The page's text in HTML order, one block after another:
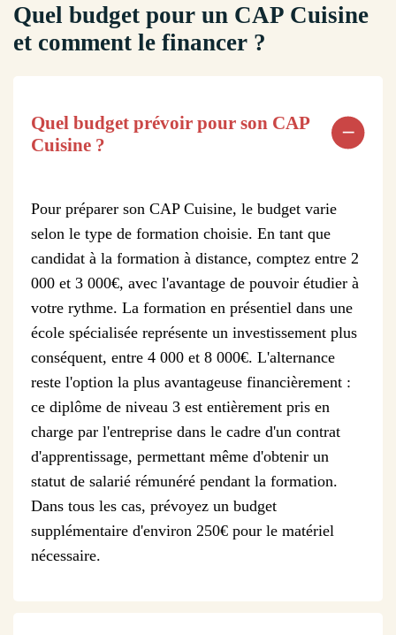
Quel budget pour un CAP Cuisine
et comment le financer ?
Quel budget prévoir pour son CAP
Cuisine ?
Pour préparer son CAP Cuisine, le budget varie
selon le type de formation choisie. En tant que
candidat à la formation à distance, comptez entre 2
000 et 3 000€, avec l'avantage de pouvoir étudier à
votre rythme. La formation en présentiel dans une
école spécialisée représente un investissement plus
conséquent, entre 4 000 et 8 000€. L'alternance
reste l'option la plus avantageuse financièrement :
ce diplôme de niveau 3 est entièrement pris en
charge par l'entreprise dans le cadre d'un contrat
d'apprentissage, permettant même d'obtenir un
statut de salarié rémunéré pendant la formation.
Dans tous les cas, prévoyez un budget
supplémentaire d'environ 250€ pour le matériel
nécessaire.